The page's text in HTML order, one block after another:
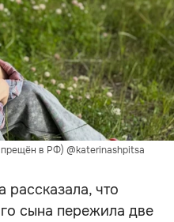
в РФ) @katerinashpitsa
что
сына пережила две